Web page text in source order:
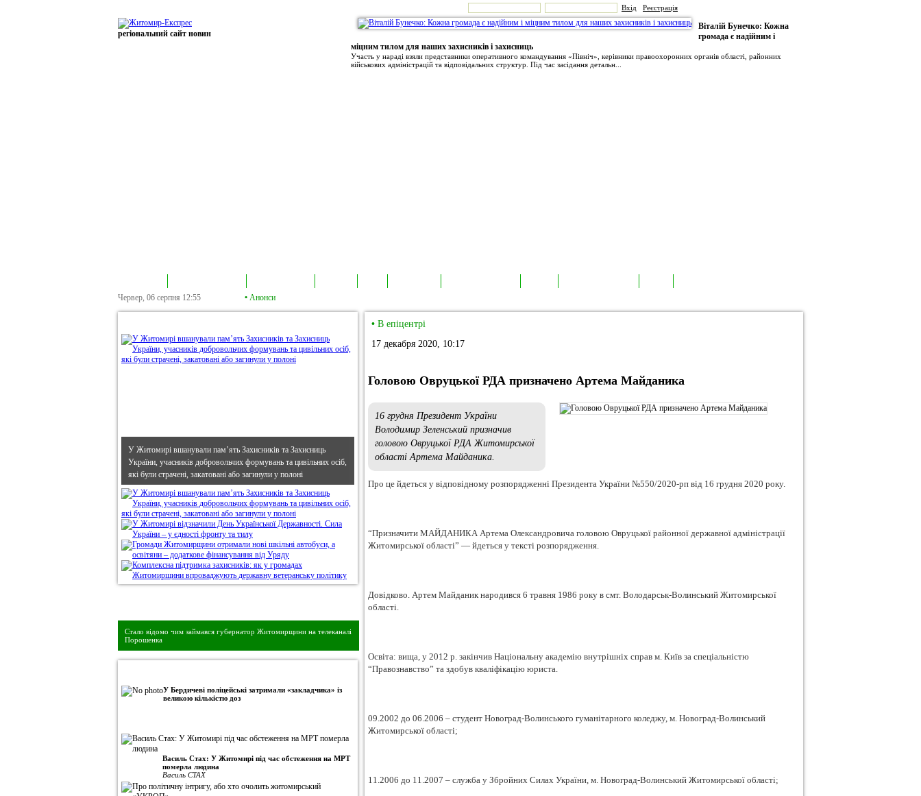
Вхід Реєстрація
регіональний сайт новин
Віталій Бунечко: Кожна
громада є надійним і
міцним тилом для наших захисників і захисниць
Участь у нараді взяли представники оперативного командування «Північ», керівники правоохоронних органів області, районних
військових адміністрацій та відповідальних структур. Під час засідання детальн...
Червер, 06 серпня 12:55 • Анонси
У Житомирі вшанували пам’ять Захисників та Захисниць
України, учасників добровольчих формувань та цивільних осіб,
які були страчені, закатовані або загинули у полоні
Стало відомо чим займався губернатор Житомирщини на телеканалі
Порошенка
У Бердичеві поліцейські затримали «закладчика» із
великою кількістю доз
Василь Стах: У Житомирі під час обстеження на МРТ
померла людина
Василь СТАХ
• В епіцентрі
17 декабря 2020, 10:17
Головою Овруцької РДА призначено Артема Майданика
16 грудня Президент України
Володимир Зеленський призначив
головою Овруцької РДА Житомирської
області Артема Майданика.
Про це йдеться у відповідному розпорядженні Президента України №550/2020-рп від 16 грудня 2020 року.
“Призначити МАЙДАНИКА Артема Олександровича головою Овруцької районної державної адміністрації
Житомирської області” — йдеться у тексті розпорядження.
Довідково. Артем Майданик народився 6 травня 1986 року в смт. Володарськ-Волинський Житомирської
області.
Освіта: вища, у 2012 р. закінчив Національну академію внутрішніх справ м. Київ за спеціальністю
“Правознавство” та здобув кваліфікацію юриста.
09.2002 до 06.2006 – студент Новоград-Волинського гуманітарного коледжу, м. Новоград-Волинський
Житомирської області;
11.2006 до 11.2007 – служба у Збройних Силах України, м. Новоград-Волинський Житомирської області;